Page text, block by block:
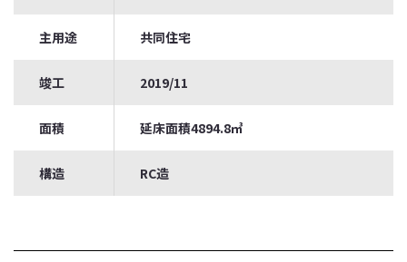
主用途 共同住宅
竣工 2019/11
面積 延床面積4894.8㎥
構造 RC造